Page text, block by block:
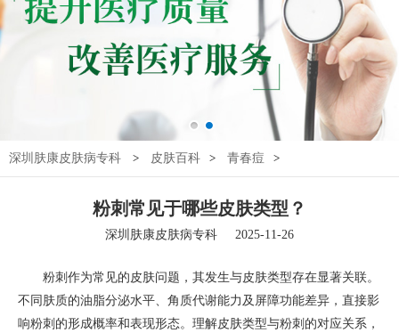
深圳肤康皮肤病专科 > 皮肤百科 > 青春痘 >
粉刺常见于哪些皮肤类型？
深圳肤康皮肤病专科 2025-11-26
粉刺作为常见的皮肤问题，其发生与皮肤类型存在显著关联。
不同肤质的油脂分泌水平、角质代谢能力及屏障功能差异，直接影
响粉刺的形成概率和表现形态。理解皮肤类型与粉刺的对应关系，